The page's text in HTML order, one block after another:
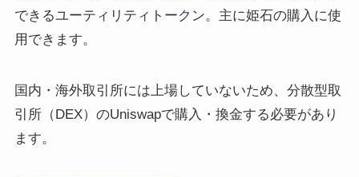
できるユーティリティトークン。主に姫石の購入に使
用できます。
国内・海外取引所には上場していないため、分散型取
引所（DEX）のUniswapで購入・換金する必要があり
ます。